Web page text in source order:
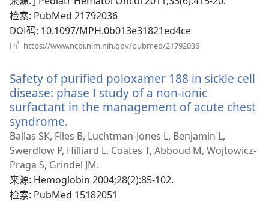
检索‎: PubMed 21792036
DOI码‎: 10.1097/MPH.0b013e31821ed4ce
https://www.ncbi.nlm.nih.gov/pubmed/21792036
窗
口）
Safety of purified poloxamer 188 in sickle cell
disease: phase I study of a non-ionic
surfactant in the management of acute chest
syndrome.
开
新
窗
口）
Ballas SK, Files B, Luchtman-Jones L, Benjamin L,
Swerdlow P, Hilliard L, Coates T, Abboud M, Wojtowicz-
Praga S, Grindel JM.
来源‎: Hemoglobin 2004;28(2):85-102.
检索‎: PubMed 15182051